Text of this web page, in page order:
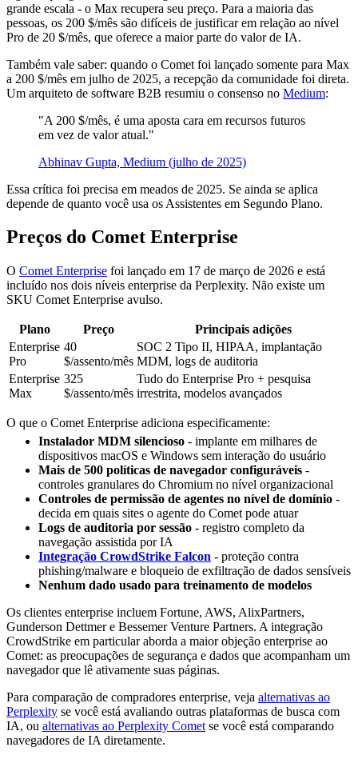
grande escala - o Max recupera seu preço. Para a maioria das
pessoas, os 200 $/mês são difíceis de justificar em relação ao nível
Pro de 20 $/mês, que oferece a maior parte do valor de IA.
Também vale saber: quando o Comet foi lançado somente para Max
a 200 $/mês em julho de 2025, a recepção da comunidade foi direta.
Um arquiteto de software B2B resumiu o consenso no Medium:
"A 200 $/mês, é uma aposta cara em recursos futuros
em vez de valor atual."
Abhinav Gupta, Medium (julho de 2025)
Essa crítica foi precisa em meados de 2025. Se ainda se aplica
depende de quanto você usa os Assistentes em Segundo Plano.
Preços do Comet Enterprise
O Comet Enterprise foi lançado em 17 de março de 2026 e está
incluído nos dois níveis enterprise da Perplexity. Não existe um
SKU Comet Enterprise avulso.
Plano Preço
Principais adições
Enterprise
Pro
40
$/assento/mês
SOC 2 Tipo II, HIPAA, implantação
MDM, logs de auditoria
Enterprise
Max
325
$/assento/mês
Tudo do Enterprise Pro + pesquisa
irrestrita, modelos avançados
O que o Comet Enterprise adiciona especificamente:
Instalador MDM silencioso - implante em milhares de
dispositivos macOS e Windows sem interação do usuário
Mais de 500 políticas de navegador configuráveis -
controles granulares do Chromium no nível organizacional
Controles de permissão de agentes no nível de domínio -
decida em quais sites o agente do Comet pode atuar
Logs de auditoria por sessão - registro completo da
navegação assistida por IA
Integração CrowdStrike Falcon - proteção contra
phishing/malware e bloqueio de exfiltração de dados sensíveis
Nenhum dado usado para treinamento de modelos
Os clientes enterprise incluem Fortune, AWS, AlixPartners,
Gunderson Dettmer e Bessemer Venture Partners. A integração
CrowdStrike em particular aborda a maior objeção enterprise ao
Comet: as preocupações de segurança e dados que acompanham um
navegador que lê ativamente suas páginas.
Para comparação de compradores enterprise, veja alternativas ao
Perplexity se você está avaliando outras plataformas de busca com
IA, ou alternativas ao Perplexity Comet se você está comparando
navegadores de IA diretamente.